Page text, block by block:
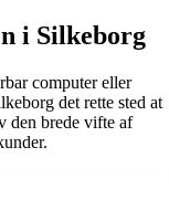
i Silkeborg
computer eller
det rette sted at
den brede vifte af